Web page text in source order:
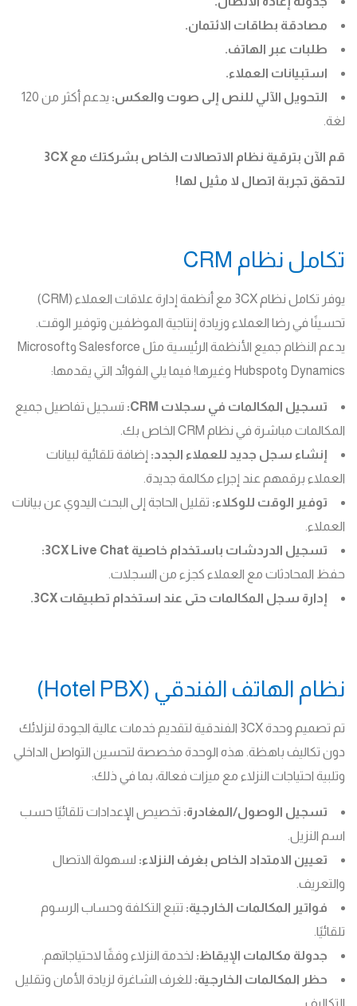
مصادقة بطاقات الائتمان.
طلبات عبر الهاتف.
استبيانات العملاء.
التحويل الآلي للنص إلى صوت والعكس:
يدعم أكثر من 120
لغة.
قم الآن بترقية نظام الاتصالات الخاص بشركتك مع 3CX
لتحقق تجربة اتصال لا مثيل لها!
تكامل نظام CRM
يوفر تكامل نظام 3CX مع أنظمة إدارة علاقات العملاء (CRM)
تحسينًا في رضا العملاء وزيادة إنتاجية الموظفين وتوفير الوقت.
يدعم النظام جميع الأنظمة الرئيسية مثل Salesforce وMicrosoft
Dynamics وHubspot وغيرها! فيما يلي الفوائد التي يقدمها:
تسجيل المكالمات في سجلات CRM:
تسجيل تفاصيل جميع
المكالمات مباشرة في نظام CRM الخاص بك.
إنشاء سجل جديد للعملاء الجدد: إضافة تلقائية لبيانات
العملاء برقمهم عند إجراء مكالمة جديدة.
توفير الوقت للوكلاء: تقليل الحاجة إلى البحث اليدوي عن بيانات
العملاء.
تسجيل الدردشات باستخدام خاصية 3CX Live Chat:
حفظ المحادثات مع العملاء كجزء من السجلات.
إدارة سجل المكالمات حتى عند استخدام تطبيقات 3CX.
نظام الهاتف الفندقي (Hotel PBX)
تم تصميم وحدة 3CX الفندقية لتقديم خدمات عالية الجودة لنزلائك
دون تكاليف باهظة. هذه الوحدة مخصصة لتحسين التواصل الداخلي
وتلبية احتياجات النزلاء مع ميزات فعالة، بما في ذلك:
تسجيل الوصول/المغادرة: تخصيص الإعدادات تلقائيًا حسب
اسم النزيل.
تعيين الامتداد الخاص بغرف النزلاء: لسهولة الاتصال
والتعريف.
فواتير المكالمات الخارجية: تتبع التكلفة وحساب الرسوم
تلقائيًا.
جدولة مكالمات الإيقاظ: لخدمة النزلاء وفقًا لاحتياجاتهم.
حظر المكالمات الخارجية: للغرف الشاغرة لزيادة الأمان وتقليل
التكاليف.